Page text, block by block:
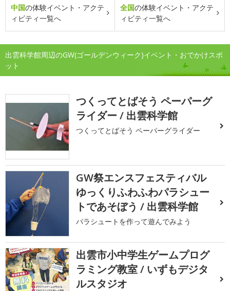
中国の体験イベント・アクテ
ィビティ一覧へ
全国の体験イベント・アクテ
ィビティ一覧へ
出雲科学館周辺のGW(ゴールデンウィーク)イベント・おでかけスポ
ット
つくってとばそう ペーパーグ
ライダー / 出雲科学館
つくってとばそう ペーパーグライダー
GW祭エンスフェスティバル
ゆっくりふわふわパラシュー
トであそぼう / 出雲科学館
パラシュートを作って遊んでみよう
出雲市小中学生ゲームプログ
ラミング教室 / いずもデジタ
ルスタジオ